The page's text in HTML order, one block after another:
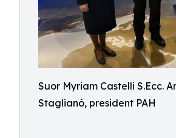
Suor Myriam Castelli S.Ecc.
Staglianó, president PAH